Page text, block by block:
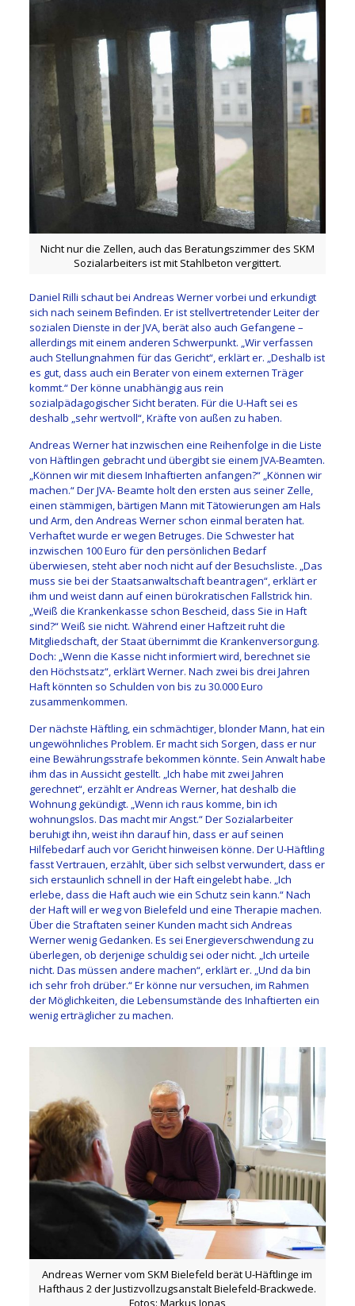
Nicht nur die Zellen, auch das Beratungszimmer des SKM
Sozialarbeiters ist mit Stahlbeton vergittert.
Daniel Rilli schaut bei Andreas Werner vorbei und erkundigt
sich nach seinem Befinden. Er ist stellvertretender Leiter der
sozialen Dienste in der JVA, berät also auch Gefangene –
allerdings mit einem anderen Schwerpunkt. „Wir verfassen
auch Stellungnahmen für das Gericht“, erklärt er. „Deshalb ist
es gut, dass auch ein Berater von einem externen Träger
kommt.“ Der könne unabhängig aus rein
sozialpädagogischer Sicht beraten. Für die U-Haft sei es
deshalb „sehr wertvoll“, Kräfte von außen zu haben.
Andreas Werner hat inzwischen eine Reihenfolge in die Liste
von Häftlingen gebracht und übergibt sie einem JVA-Beamten.
„Können wir mit diesem Inhaftierten anfangen?“ „Können wir
machen.“ Der JVA- Beamte holt den ersten aus seiner Zelle,
einen stämmigen, bärtigen Mann mit Tätowierungen am Hals
und Arm, den Andreas Werner schon einmal beraten hat.
Verhaftet wurde er wegen Betruges. Die Schwester hat
inzwischen 100 Euro für den persönlichen Bedarf
überwiesen, steht aber noch nicht auf der Besuchsliste. „Das
muss sie bei der Staatsanwaltschaft beantragen“, erklärt er
ihm und weist dann auf einen bürokratischen Fallstrick hin.
„Weiß die Krankenkasse schon Bescheid, dass Sie in Haft
sind?“ Weiß sie nicht. Während einer Haftzeit ruht die
Mitgliedschaft, der Staat übernimmt die Krankenversorgung.
Doch: „Wenn die Kasse nicht informiert wird, berechnet sie
den Höchstsatz“, erklärt Werner. Nach zwei bis drei Jahren
Haft könnten so Schulden von bis zu 30.000 Euro
zusammenkommen.
Der nächste Häftling, ein schmächtiger, blonder Mann, hat ein
ungewöhnliches Problem. Er macht sich Sorgen, dass er nur
eine Bewährungsstrafe bekommen könnte. Sein Anwalt habe
ihm das in Aussicht gestellt. „Ich habe mit zwei Jahren
gerechnet“, erzählt er Andreas Werner, hat deshalb die
Wohnung gekündigt. „Wenn ich raus komme, bin ich
wohnungslos. Das macht mir Angst.“ Der Sozialarbeiter
beruhigt ihn, weist ihn darauf hin, dass er auf seinen
Hilfebedarf auch vor Gericht hinweisen könne. Der U-Häftling
fasst Vertrauen, erzählt, über sich selbst verwundert, dass er
sich erstaunlich schnell in der Haft eingelebt habe. „Ich
erlebe, dass die Haft auch wie ein Schutz sein kann.“ Nach
der Haft will er weg von Bielefeld und eine Therapie machen.
Über die Straftaten seiner Kunden macht sich Andreas
Werner wenig Gedanken. Es sei Energieverschwendung zu
überlegen, ob derjenige schuldig sei oder nicht. „Ich urteile
nicht. Das müssen andere machen“, erklärt er. „Und da bin
ich sehr froh drüber.“ Er könne nur versuchen, im Rahmen
der Möglichkeiten, die Lebensumstände des Inhaftierten ein
wenig erträglicher zu machen.
Andreas Werner vom SKM Bielefeld berät U-Häftlinge im
Hafthaus 2 der Justizvollzugsanstalt Bielefeld-Brackwede.
Fotos: Markus Jonas